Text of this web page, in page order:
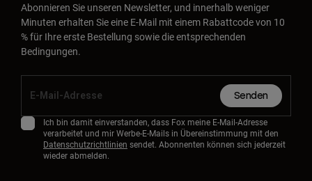
Abonnieren Sie unseren Newsletter, und innerhalb weniger
Minuten erhalten Sie eine E-Mail mit einem Rabattcode von 10
% für Ihre erste Bestellung sowie die entsprechenden
Bedingungen.
Senden
Ich bin damit einverstanden, dass Fox meine E-Mail-Adresse
verarbeitet und mir Werbe-E-Mails in Übereinstimmung mit den
Datenschutzrichtlinien sendet. Abonnenten können sich jederzeit
wieder abmelden.